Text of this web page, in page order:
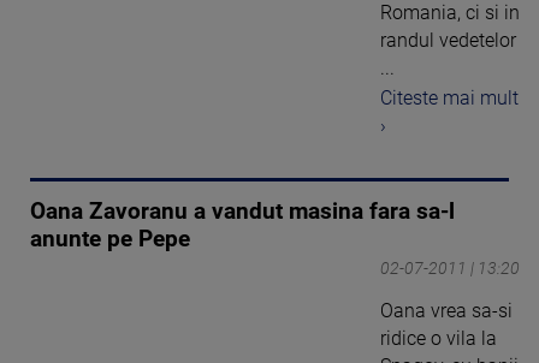
Romania, ci si in
randul vedetelor
...
Citeste mai mult
›
Oana Zavoranu a vandut masina fara sa-l
anunte pe Pepe
02-07-2011 | 13:20
Oana vrea sa-si
ridice o vila la